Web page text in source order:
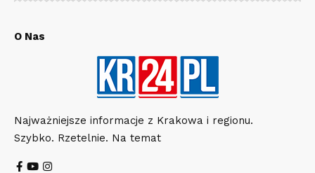
O Nas
Najważniejsze informacje z Krakowa i regionu.
Szybko. Rzetelnie. Na temat